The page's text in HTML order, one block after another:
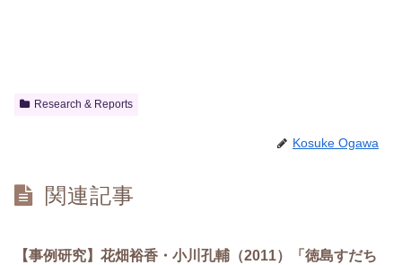
Research & Reports
Kosuke Ogawa
関連記事
【事例研究】花畑裕香・小川孔輔（2011）「徳島すだち